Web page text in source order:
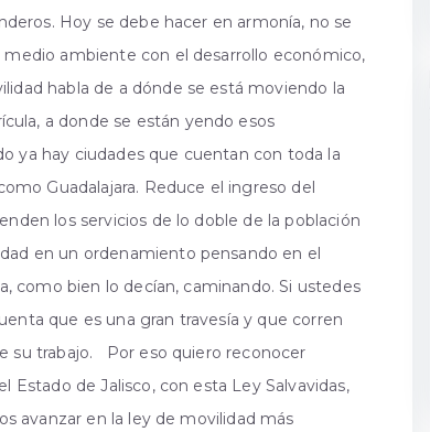
Hoy se debe hacer en armonía, no se
ambiente con el desarrollo económico,
habla de a dónde se está moviendo la
a donde se están yendo esos
ya hay ciudades que cuentan con toda la
Guadalajara. Reduce el ingreso del
los servicios de lo doble de la población
en un ordenamiento pensando en el
como bien lo decían, caminando. Si ustedes
que es una gran travesía y que corren
su trabajo. Por eso quiero reconocer
Estado de Jalisco, con esta Ley Salvavidas,
avanzar en la ley de movilidad más